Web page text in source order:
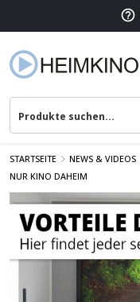
STARTSEITE NEWS & VIDEOS
NUR KINO DAHEIM